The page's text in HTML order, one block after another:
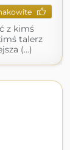
z kimś
talerz
(...)